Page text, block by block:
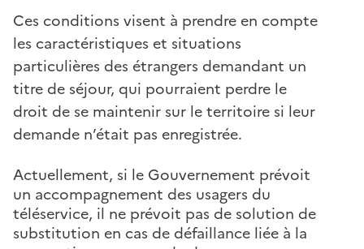
Ces conditions visent à prendre en compte
les caractéristiques et situations
particulières des étrangers demandant un
titre de séjour, qui pourraient perdre le
droit de se maintenir sur le territoire si leur
demande n’était pas enregistrée.
Actuellement, si le Gouvernement prévoit
un accompagnement des usagers du
téléservice, il ne prévoit pas de solution de
substitution en cas de défaillance liée à la